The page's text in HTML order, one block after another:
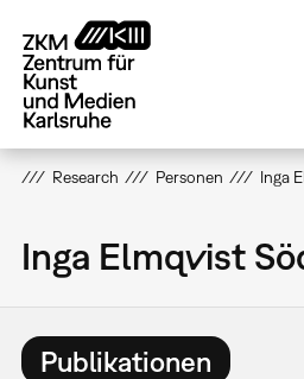
zum
Inhalt
Research Personen Inga
Inga Elmqvist
Publikationen